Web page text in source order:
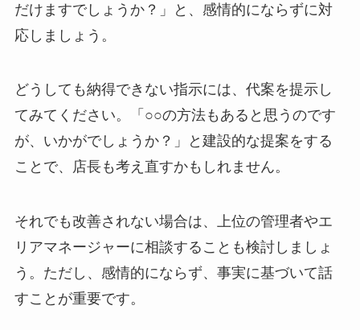
だけますでしょうか？」と、感情的にならずに対
応しましょう。
どうしても納得できない指示には、代案を提示し
てみてください。「○○の方法もあると思うのです
が、いかがでしょうか？」と建設的な提案をする
ことで、店長も考え直すかもしれません。
それでも改善されない場合は、上位の管理者やエ
リアマネージャーに相談することも検討しましょ
う。ただし、感情的にならず、事実に基づいて話
すことが重要です。